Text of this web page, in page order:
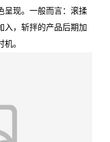
呈现。一般而言：滚揉
入，斩拌的产品后期加
。